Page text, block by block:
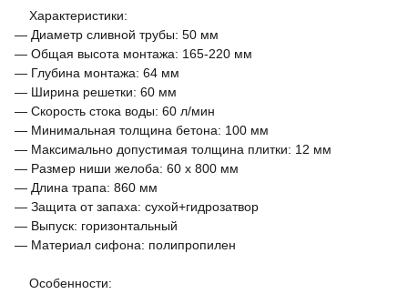
Характеристики:
— Диаметр сливной трубы: 50 мм
— Общая высота монтажа: 165-220 мм
— Глубина монтажа: 64 мм
— Ширина решетки: 60 мм
— Скорость стока воды: 60 л/мин
— Минимальная толщина бетона: 100 мм
— Максимально допустимая толщина плитки: 12 мм
— Размер ниши желоба: 60 х 800 мм
— Длина трапа: 860 мм
— Защита от запаха: сухой+гидрозатвор
— Выпуск: горизонтальный
— Материал сифона: полипропилен
Особенности: